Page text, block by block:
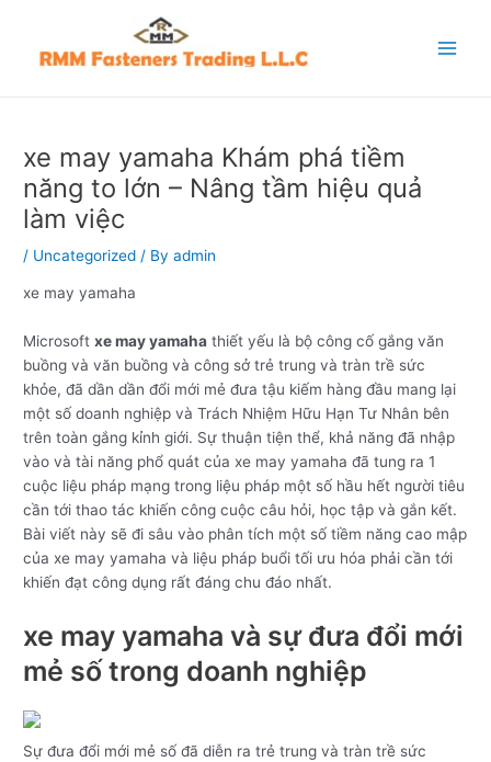
content
Menu
xe may yamaha Khám phá tiềm
năng to lớn – Nâng tầm hiệu quả
làm việc
/ Uncategorized / Byadmin
xe may yamaha
Microsoftxe may yamaha thiết yếu là bộ công cố gắng văn
buồng và văn buồng và công sở trẻ trung và tràn trề sức
khỏe, đã dần dần đổi mới mẻ đưa tậu kiếm hàng đầu mang lại
một số doanh nghiệp và Trách Nhiệm Hữu Hạn Tư Nhân bên
trên toàn gắng kỉnh giới. Sự thuận tiện thể, khả năng đã nhập
vào và tài năng phổ quát của xe may yamaha đã tung ra 1
cuộc liệu pháp mạng trong liệu pháp một số hầu hết người tiêu
cần tới thao tác khiến công cuộc câu hỏi, học tập và gắn kết.
Bài viết này sẽ đi sâu vào phân tích một số tiềm năng cao mập
của xe may yamaha và liệu pháp buổi tối ưu hóa phải cần tới
khiến đạt công dụng rất đáng chu đáo nhất.
xe may yamaha và sự đưa đổi mới
mẻ số trong doanh nghiệp
Sự đưa đổi mới mẻ số đã diễn ra trẻ trung và tràn trề sức